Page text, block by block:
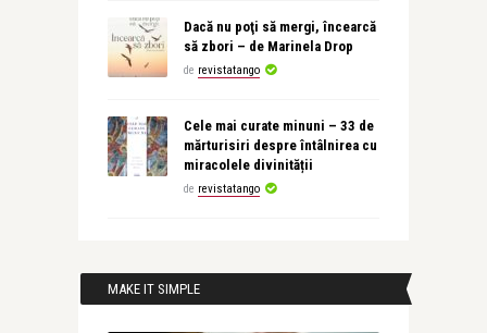
Dacă nu poţi să mergi, încearcă
să zbori – de Marinela Drop
de revistatango
Cele mai curate minuni – 33 de
mărturisiri despre întâlnirea cu
miracolele divinității
de revistatango
MAKE IT SIMPLE